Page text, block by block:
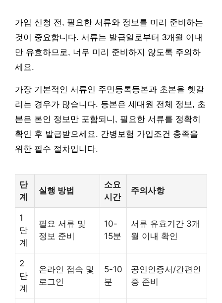
가입 신청 전, 필요한 서류와 정보를 미리 준비하는
것이 중요합니다. 서류는 발급일로부터 3개월 이내
만 유효하므로, 너무 미리 준비하지 않도록 주의하
세요.
가장 기본적인 서류인 주민등록등본과 초본을 헷갈
리는 경우가 많습니다. 등본은 세대원 전체 정보, 초
본은 본인 정보만 포함되니, 필요한 서류를 정확히
확인 후 발급받으세요. 간병보험 가입조건 충족을
위한 필수 절차입니다.
단
계
실행 방법
소요
시간
주의사항
1
단
계
필요 서류 및
정보 준비
10-
15분
서류 유효기간 3개
월 이내 확인
2
단
계
온라인 접속 및
로그인
5-10
분
공인인증서/간편인
증 준비